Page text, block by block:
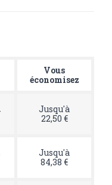
Vous
économisez
Jusqu'à
22,50 €
Jusqu'à
84,38 €